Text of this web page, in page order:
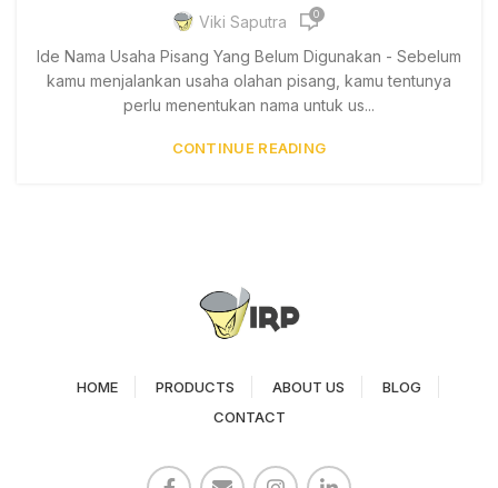
Viki Saputra 0
Ide Nama Usaha Pisang Yang Belum Digunakan - Sebelum
kamu menjalankan usaha olahan pisang, kamu tentunya
perlu menentukan nama untuk us...
CONTINUE READING
HOME PRODUCTS ABOUT US
BLOG
CONTACT